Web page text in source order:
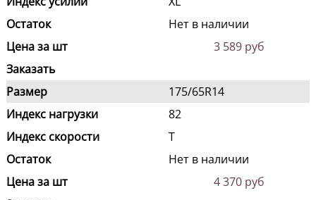
Остаток
Нет в наличии
Цена за шт
3 589 руб
Заказать
Размер
175/65R14
Индекс нагрузки
82
Индекс скорости
T
Остаток
Нет в наличии
Цена за шт
4 370 руб